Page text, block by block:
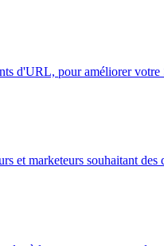
d'URL, pour améliorer votre
et marketeurs souhaitant